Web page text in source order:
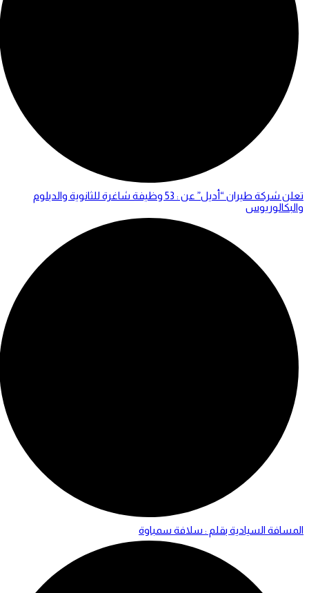
تعلن شركة طيران “أديل” عن : 53 وظيفة شاغرة للثانوية والدبلوم
والبكالوريوس
المسافة السيادية بقلم : سلافة سمباوة